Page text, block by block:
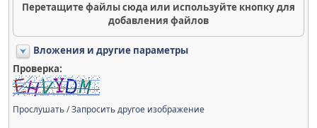
Перетащите файлы сюда или используйте кнопку для
добавления файлов
Вложения и другие параметры
Проверка:
Прослушать/Запросить другое изображение